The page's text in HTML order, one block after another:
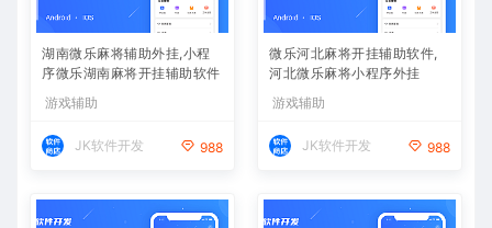
湖南微乐麻将辅助外挂,小程
序微乐湖南麻将开挂辅助软件
游戏辅助
JK软件开发 988
微乐河北麻将开挂辅助软件,
河北微乐麻将小程序外挂
游戏辅助
JK软件开发 988